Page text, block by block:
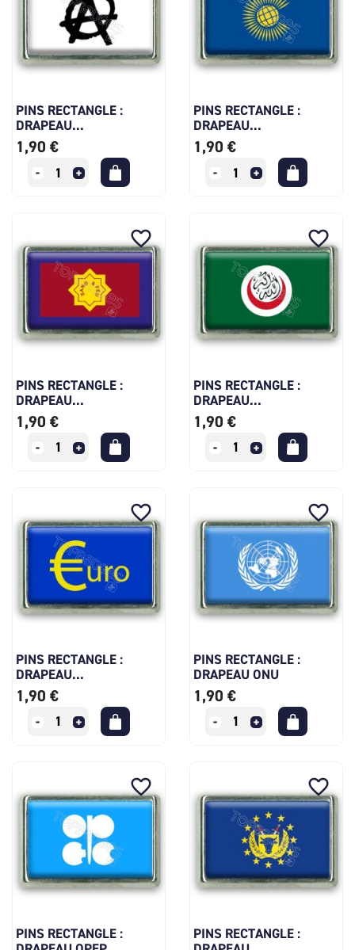
PINS RECTANGLE :
DRAPEAU...
1,90 €
PINS RECTANGLE :
DRAPEAU...
1,90 €
PINS RECTANGLE :
DRAPEAU...
1,90 €
favorite_border
PINS RECTANGLE :
DRAPEAU...
1,90 €
favorite_border
PINS RECTANGLE :
DRAPEAU...
1,90 €
favorite_border
PINS RECTANGLE :
DRAPEAU ONU
1,90 €
favorite_border
PINS RECTANGLE :
favorite_border
PINS RECTANGLE :
favorite_border